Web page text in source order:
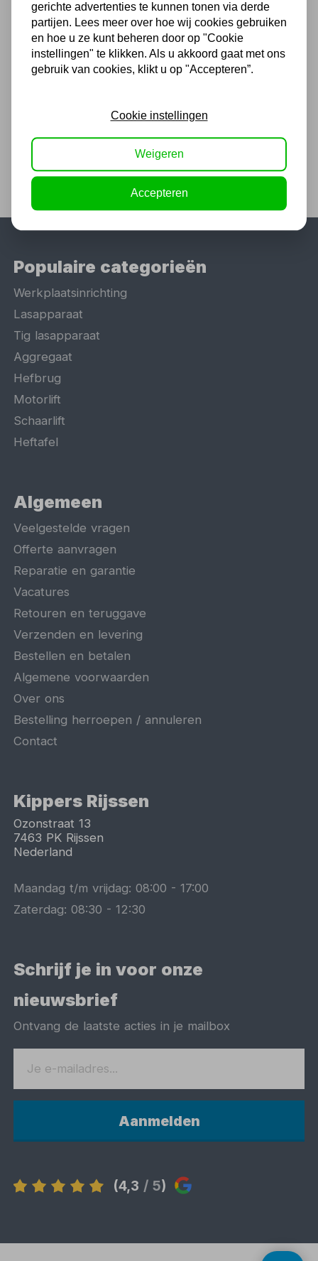
Chat met ons van 9:00 tot 21:00 !
Voor 16.00 u besteld, dezelfde dag
verzonden
(Technische) Vragen ? Bel ons +31
1.500 m2 winkel in Rijssen !
Twents familiebedrijf sinds 1992 !
Populaire categorieën
Werkplaatsinrichting
Lasapparaat
Tig lasapparaat
Aggregaat
Hefbrug
Motorlift
Schaarlift
Heftafel
Algemeen
Veelgestelde vragen
Offerte aanvragen
Reparatie en garantie
Vacatures
Retouren en teruggave
Verzenden en levering
Bestellen en betalen
Algemene voorwaarden
Over ons
Bestelling herroepen / annuleren
Contact
Kippers Rijssen
Ozonstraat 13
7463 PK Rijssen
Nederland
Maandag t/m vrijdag:08:00 -17:00
Zaterdag:08:30 -12:30
Schrijf je in voor onze
nieuwsbrief
Ontvang de laatste acties in je mailbox
Aanmelden
(4,3 / 5)
gerichte advertenties te kunnen tonen via derde
partijen. Lees meer over hoe wij cookies gebruiken
en hoe u ze kunt beheren door op "Cookie
instellingen" te klikken. Als u akkoord gaat met ons
gebruik van cookies, klikt u op "Accepteren”.
Cookie instellingen
Weigeren
Accepteren